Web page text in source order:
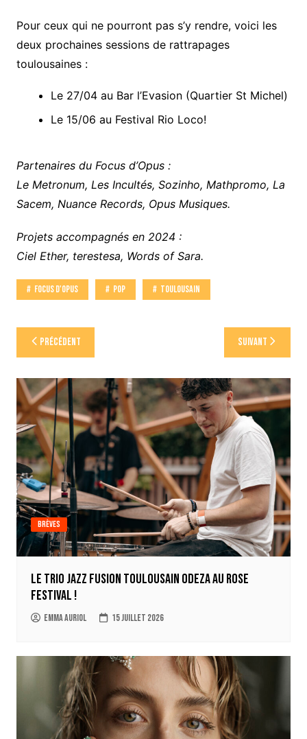
Pour ceux qui ne pourront pas s’y rendre, voici les
deux prochaines sessions de rattrapages
toulousaines :
Le 27/04 au Bar l’Evasion (Quartier St Michel)
Le 15/06 au Festival Rio Loco!
Partenaires du Focus d’Opus :
Le Metronum, Les Incultés, Sozinho, Mathpromo, La
Sacem, Nuance Records, Opus Musiques.
Projets accompagnés en 2024 :
Ciel Ether, terestesa, Words of Sara.
Focus D'Opus Pop Toulousain
Navigation
de
l’article
Précédent Suivant
Brèves
Le trio jazz fusion toulousain ODEZA au Rose
Festival !
Emma Auriol 15 juillet 2026